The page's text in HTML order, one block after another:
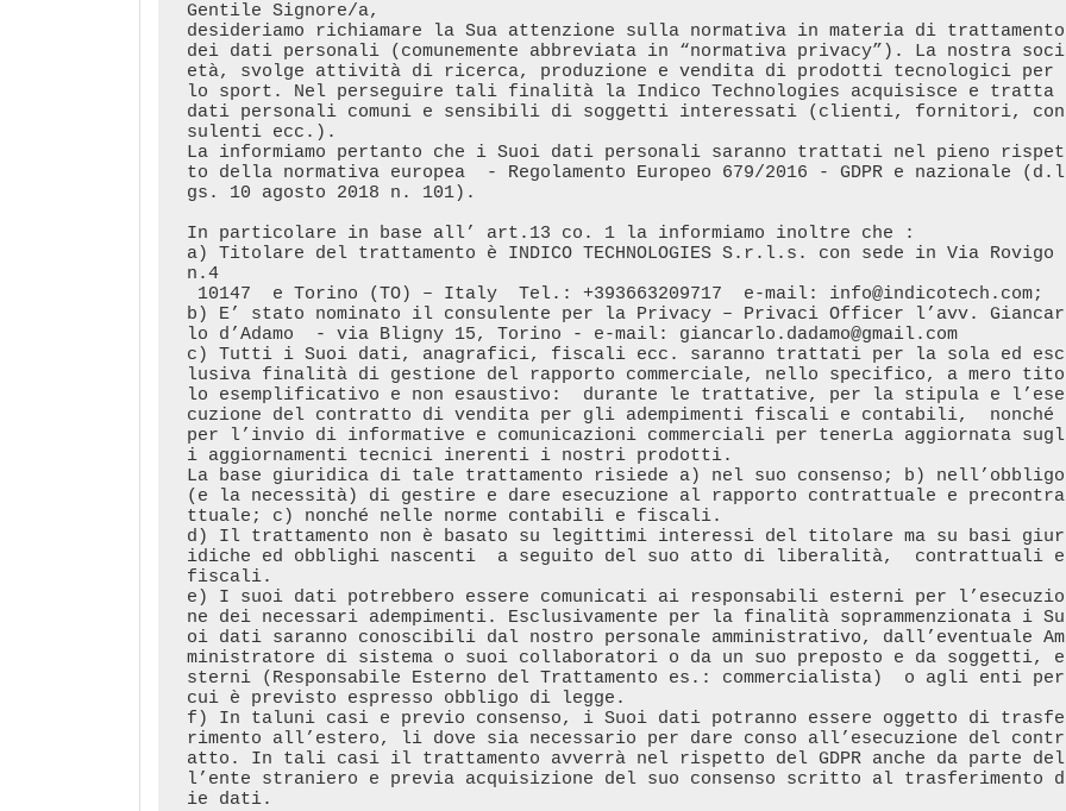
Gentile Signore/a,
desideriamo richiamare la Sua attenzione sulla normativa in materia di trattamento
dei dati personali (comunemente abbreviata in “normativa privacy”). La nostra soci
età, svolge attività di ricerca, produzione e vendita di prodotti tecnologici per
lo sport. Nel perseguire tali finalità la Indico Technologies acquisisce e tratta
dati personali comuni e sensibili di soggetti interessati (clienti, fornitori, con
sulenti ecc.).
La informiamo pertanto che i Suoi dati personali saranno trattati nel pieno rispet
to della normativa europea  - Regolamento Europeo 679/2016 - GDPR e nazionale (d.l
gs. 10 agosto 2018 n. 101).
In particolare in base all’ art.13 co. 1 la informiamo inoltre che :
a) Titolare del trattamento è INDICO TECHNOLOGIES S.r.l.s. con sede in Via Rovigo
n.4
b) E’ stato nominato il consulente per la Privacy – Privaci Officer l’avv. Giancar
lo d’Adamo  - via Bligny 15, Torino - e-mail: giancarlo.dadamo@gmail.com
c) Tutti i Suoi dati, anagrafici, fiscali ecc. saranno trattati per la sola ed esc
lusiva finalità di gestione del rapporto commerciale, nello specifico, a mero tito
lo esemplificativo e non esaustivo:  durante le trattative, per la stipula e l’ese
cuzione del contratto di vendita per gli adempimenti fiscali e contabili,  nonché
per l’invio di informative e comunicazioni commerciali per tenerLa aggiornata sugl
i aggiornamenti tecnici inerenti i nostri prodotti.
La base giuridica di tale trattamento risiede a) nel suo consenso; b) nell’obbligo
(e la necessità) di gestire e dare esecuzione al rapporto contrattuale e precontra
ttuale; c) nonché nelle norme contabili e fiscali.
d) Il trattamento non è basato su legittimi interessi del titolare ma su basi giur
idiche ed obblighi nascenti  a seguito del suo atto di liberalità,  contrattuali e
fiscali.
e) I suoi dati potrebbero essere comunicati ai responsabili esterni per l’esecuzio
ne dei necessari adempimenti. Esclusivamente per la finalità soprammenzionata i Su
oi dati saranno conoscibili dal nostro personale amministrativo, dall’eventuale Am
ministratore di sistema o suoi collaboratori o da un suo preposto e da soggetti, e
sterni (Responsabile Esterno del Trattamento es.: commercialista)  o agli enti per
cui è previsto espresso obbligo di legge.
f) In taluni casi e previo consenso, i Suoi dati potranno essere oggetto di trasfe
rimento all’estero, li dove sia necessario per dare conso all’esecuzione del contr
atto. In tali casi il trattamento avverrà nel rispetto del GDPR anche da parte del
l’ente straniero e previa acquisizione del suo consenso scritto al trasferimento d
ie dati.